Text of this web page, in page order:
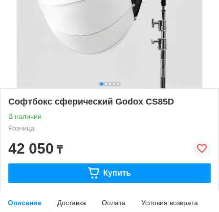
Софтбокс сферический Godox CS85D
В наличии
Розница
42 050 ₸
Купить
Описание Доставка Оплата Условия возврата